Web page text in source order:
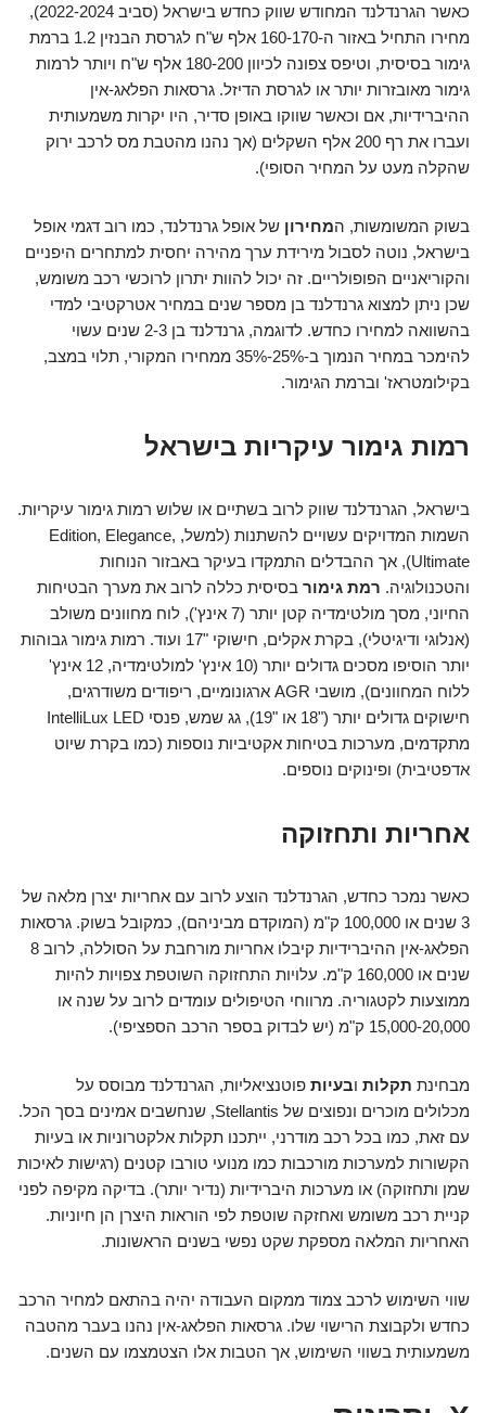
כאשר הגרנדלנד המחודש שווק כחדש בישראל (סביב 2022-2024),
מחירו התחיל באזור ה-160-170 אלף ש"ח לגרסת הבנזין 1.2 ברמת
גימור בסיסית, וטיפס צפונה לכיוון 180-200 אלף ש"ח ויותר לרמות
גימור מאובזרות יותר או לגרסת הדיזל. גרסאות הפלאג-אין
ההיברידיות, אם וכאשר שווקו באופן סדיר, היו יקרות משמעותית
ועברו את רף 200 אלף השקלים (אך נהנו מהטבת מס לרכב ירוק
שהקלה מעט על המחיר הסופי).
בשוק המשומשות, המחירון של אופל גרנדלנד, כמו רוב דגמי אופל
בישראל, נוטה לסבול מירידת ערך מהירה יחסית למתחרים היפניים
והקוריאניים הפופולריים. זה יכול להוות יתרון לרוכשי רכב משומש,
שכן ניתן למצוא גרנדלנד בן מספר שנים במחיר אטרקטיבי למדי
בהשוואה למחירו כחדש. לדוגמה, גרנדלנד בן 2-3 שנים עשוי
להימכר במחיר הנמוך ב-25%-35% ממחירו המקורי, תלוי במצב,
בקילומטראז' וברמת הגימור.
רמות גימור עיקריות בישראל
בישראל, הגרנדלנד שווק לרוב בשתיים או שלוש רמות גימור עיקריות.
השמות המדויקים עשויים להשתנות (למשל, Edition, Elegance,
Ultimate), אך ההבדלים התמקדו בעיקר באבזור הנוחות
והטכנולוגיה. רמת גימור בסיסית כללה לרוב את מערך הבטיחות
החיוני, מסך מולטימדיה קטן יותר (7 אינץ'), לוח מחוונים משולב
(אנלוגי ודיגיטלי), בקרת אקלים, חישוקי "17 ועוד. רמות גימור גבוהות
יותר הוסיפו מסכים גדולים יותר (10 אינץ' למולטימדיה, 12 אינץ'
ללוח המחוונים), מושבי AGR ארגונומיים, ריפודים משודרגים,
חישוקים גדולים יותר ("18 או "19), גג שמש, פנסי IntelliLux LED
מתקדמים, מערכות בטיחות אקטיביות נוספות (כמו בקרת שיוט
אדפטיבית) ופינוקים נוספים.
אחריות ותחזוקה
כאשר נמכר כחדש, הגרנדלנד הוצע לרוב עם אחריות יצרן מלאה של
3 שנים או 100,000 ק"מ (המוקדם מביניהם), כמקובל בשוק. גרסאות
הפלאג-אין ההיברידיות קיבלו אחריות מורחבת על הסוללה, לרוב 8
שנים או 160,000 ק"מ. עלויות התחזוקה השוטפת צפויות להיות
ממוצעות לקטגוריה. מרווחי הטיפולים עומדים לרוב על שנה או
15,000-20,000 ק"מ (יש לבדוק בספר הרכב הספציפי).
מבחינת תקלות ובעיות פוטנציאליות, הגרנדלנד מבוסס על
מכלולים מוכרים ונפוצים של Stellantis, שנחשבים אמינים בסך הכל.
עם זאת, כמו בכל רכב מודרני, ייתכנו תקלות אלקטרוניות או בעיות
הקשורות למערכות מורכבות כמו מנועי טורבו קטנים (רגישות לאיכות
שמן ותחזוקה) או מערכות היברידיות (נדיר יותר). בדיקה מקיפה לפני
קניית רכב משומש ואחזקה שוטפת לפי הוראות היצרן הן חיוניות.
האחריות המלאה מספקת שקט נפשי בשנים הראשונות.
שווי השימוש לרכב צמוד ממקום העבודה יהיה בהתאם למחיר הרכב
כחדש ולקבוצת הרישוי שלו. גרסאות הפלאג-אין נהנו בעבר מהטבה
משמעותית בשווי השימוש, אך הטבות אלו הצטמצמו עם השנים.